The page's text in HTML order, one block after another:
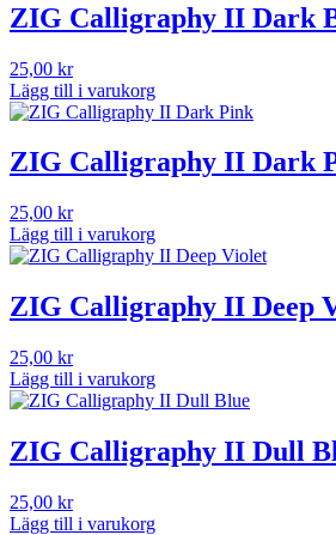
ZIG Calligraphy II Dark
25,00 kr
Lägg till i varukorg
ZIG Calligraphy II Dark
25,00 kr
Lägg till i varukorg
ZIG Calligraphy II Deep
25,00 kr
Lägg till i varukorg
ZIG Calligraphy II Dull
25,00 kr
Lägg till i varukorg